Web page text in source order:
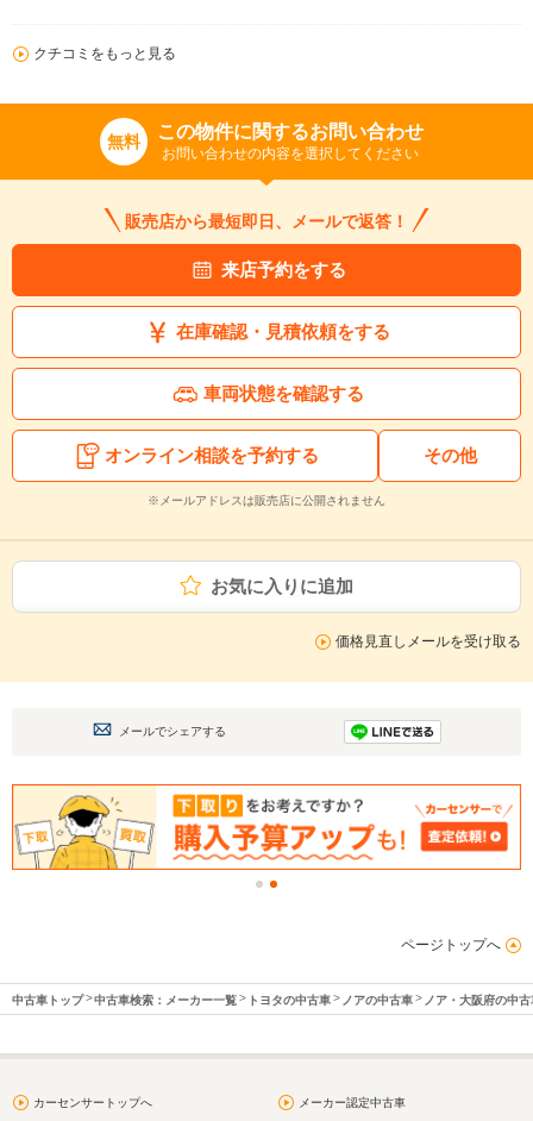
クチコミをもっと見る
無料 この物件に関するお問い合わせ
お問い合わせの内容を選択してください
販売店から最短即日、メールで返答！
来店予約をする
在庫確認・見積依頼をする
車両状態を確認する
オンライン相談を予約する その他
※メールアドレスは販売店に公開されません
お気に入りに追加
価格見直しメールを受け取る
メールでシェアする
ページトップへ
中古車トップ 中古車検索：メーカー一覧 トヨタの中古車 ノアの中古車 ノア・大阪府の中古
カーセンサートップへ メーカー認定中古車